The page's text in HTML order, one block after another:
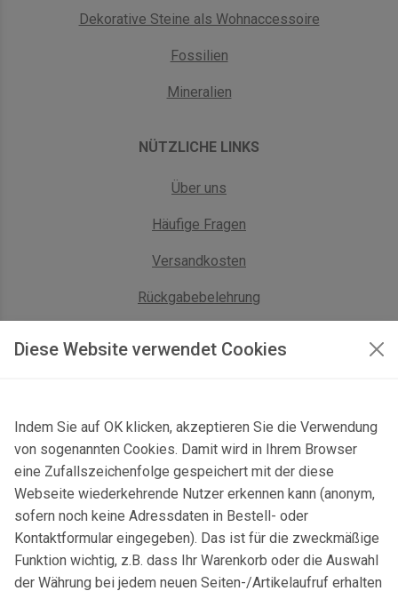
Diese Website verwendet Cookies
Indem Sie auf OK klicken, akzeptieren Sie die Verwendung
von sogenannten Cookies. Damit wird in Ihrem Browser
eine Zufallszeichenfolge gespeichert mit der diese
Webseite wiederkehrende Nutzer erkennen kann (anonym,
sofern noch keine Adressdaten in Bestell- oder
Kontaktformular eingegeben). Das ist für die zweckmäßige
Funktion wichtig, z.B. dass Ihr Warenkorb oder die Auswahl
der Währung bei jedem neuen Seiten-/Artikelaufruf erhalten
Dekorative Steine als Wohnaccessoire
Fossilien
Mineralien
NÜTZLICHE LINKS
Über uns
Häufige Fragen
Versandkosten
Rückgabebelehrung
Kontaktformular & Anfahrt
Gersbach 10, 74589 Satteldorf, Deutschland
mail@topgeo.com
+49 7950 1345